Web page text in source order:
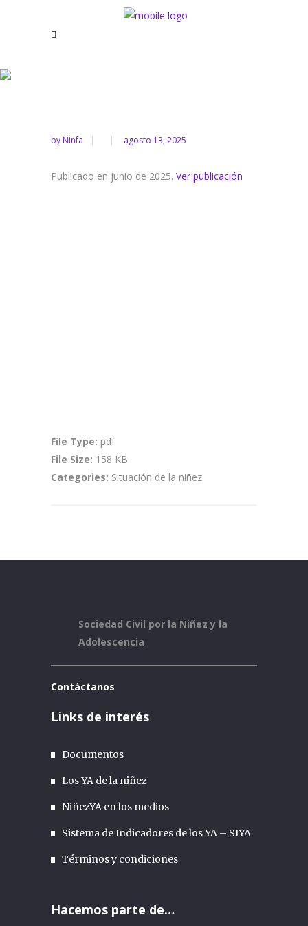
by Ninfa agosto 13, 2025
Publicado en junio de 2025. Ver publicación
File Type: pdf
File Size: 158 KB
Categories: Situación de la niñez
Sociedad Civil por la Niñez y la
Adolescencia
Contáctanos
Links de interés
Documentos
Los YA de la niñez
NiñezYA en los medios
Sistema de Indicadores de los YA – SIYA
Términos y condiciones
Hacemos parte de…